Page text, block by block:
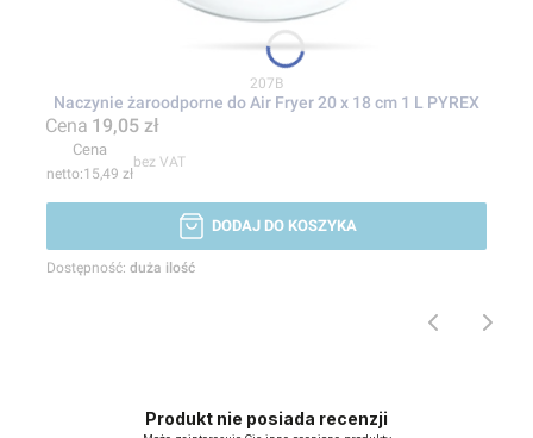
Kod produktu
207B
Naczynie żaroodporne do Air Fryer 20 x 18 cm 1 L PYREX
Cena 19,05 zł
Cena
15,49 zł
bez VAT
DODAJ DO KOSZYKA
Dostępność: duża ilość
Produkt nie posiada recenzji